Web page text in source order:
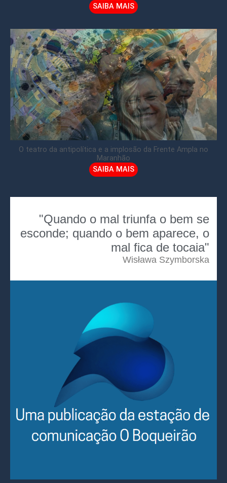
SAIBA MAIS
O teatro da antipolítica e a implosão da Frente Ampla no
Maranhão
SAIBA MAIS
"Quando o mal triunfa o bem se
esconde; quando o bem aparece, o
mal fica de tocaia"
Wisława Szymborska